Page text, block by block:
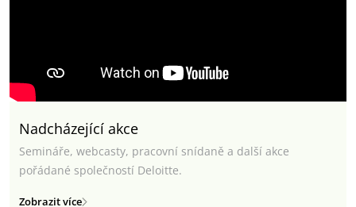
Nadcházející akce
Semináře, webcasty, pracovní snídaně a další akce
pořádané společností Deloitte.
Zobrazit více